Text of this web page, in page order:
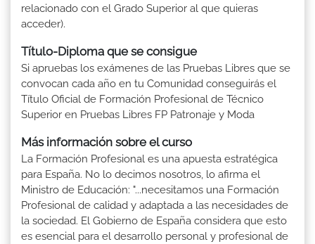
relacionado con el Grado Superior al que quieras
acceder).
Título-Diploma que se consigue
Si apruebas los exámenes de las Pruebas Libres que se
convocan cada año en tu Comunidad conseguirás el
Título Oficial de Formación Profesional de Técnico
Superior en Pruebas Libres FP Patronaje y Moda
Más información sobre el curso
La Formación Profesional es una apuesta estratégica
para España. No lo decimos nosotros, lo afirma el
Ministro de Educación: "...necesitamos una Formación
Profesional de calidad y adaptada a las necesidades de
la sociedad. El Gobierno de España considera que esto
es esencial para el desarrollo personal y profesional de